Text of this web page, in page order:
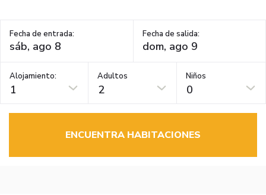
Fecha de entrada: Fecha de salida:
Alojamiento:
1
Adultos
2
Niños
0
ENCUENTRA HABITACIONES